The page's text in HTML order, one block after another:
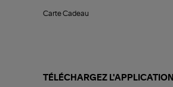
Carte Cadeau
TÉLÉCHARGEZ L'APPLICATION